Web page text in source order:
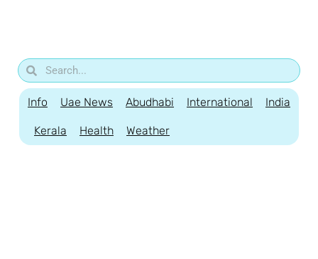
Info Uae News Abudhabi International India
Kerala Health Weather